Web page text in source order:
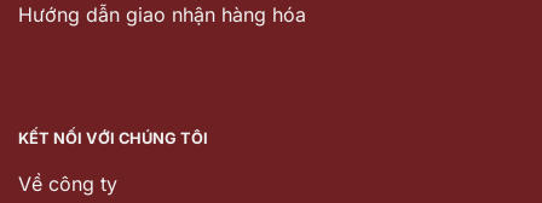
Hướng dẫn giao nhận hàng hóa
KẾT NỐI VỚI CHÚNG TÔI
Về công ty